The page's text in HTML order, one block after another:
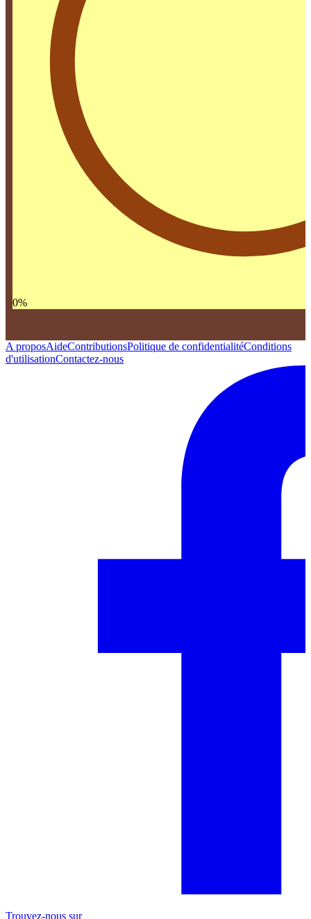
0%
A proposAideContributionsPolitique de confidentialitéConditions
d'utilisationContactez-nous
Trouvez-nous sur